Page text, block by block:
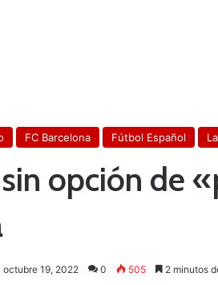
FC Barcelona Fútbol Español
opción de
octubre 19, 2022 0 505 2 minutos